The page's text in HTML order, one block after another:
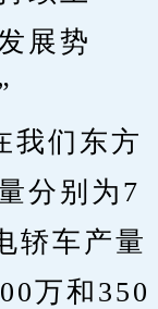
展势
们东方
分别为7
轿车产量
万和350